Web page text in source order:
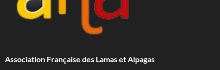
Association Française des Lamas et Alpagas